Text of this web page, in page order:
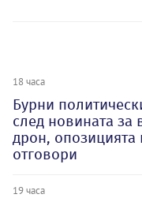
18 часа
Бурни
след новината за
дрон, опозицията
отговори
19 часа